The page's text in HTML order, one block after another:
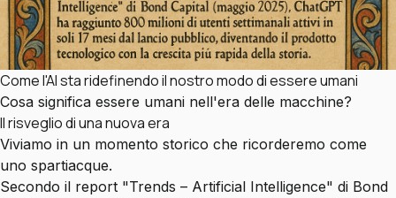
Come l'AI sta ridefinendo il nostro modo di essere umani
Cosa significa essere umani nell'era delle macchine?
Il risveglio di una nuova era
Viviamo in un momento storico che ricorderemo come
uno spartiacque.
Secondo il report "Trends – Artificial Intelligence" di Bond